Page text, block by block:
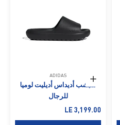
حدِّد الخيارات
ADIDAS
شبشب أديداس أديليت لوميا
للرجال
السعر بعد الخصم
LE 3,199.00